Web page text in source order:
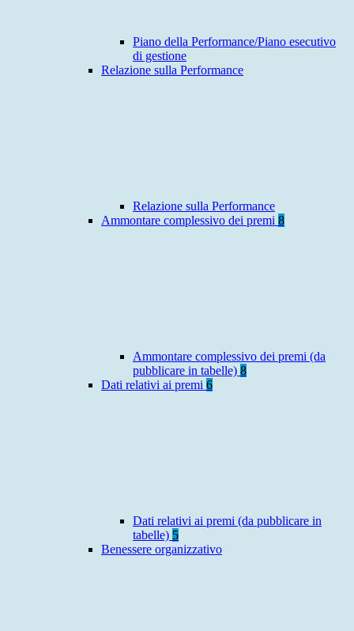
Piano della Performance/Piano esecutivo
di gestione
Relazione sulla Performance
Relazione sulla Performance
Ammontare complessivo dei premi 8
Ammontare complessivo dei premi (da
pubblicare in tabelle) 8
Dati relativi ai premi 6
Dati relativi ai premi (da pubblicare in
tabelle) 5
Benessere organizzativo